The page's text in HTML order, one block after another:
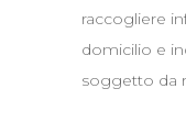
raccogliere
domicilio e
soggetto da